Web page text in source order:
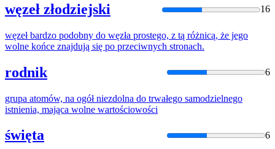
węzeł złodziejski 16
węzeł bardzo podobny do węzła prostego, z tą różnicą, że jego
wolne końce znajdują się po przeciwnych stronach.
rodnik 6
grupa atomów, na ogół niezdolna do trwałego samodzielnego
istnienia, mająca wolne wartościowości
święta 6